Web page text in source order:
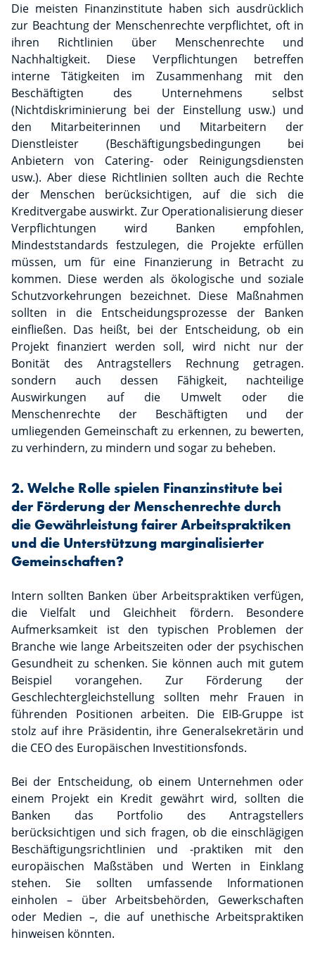
Die meisten Finanzinstitute haben sich ausdrücklich
zur Beachtung der Menschenrechte verpflichtet, oft in
ihren Richtlinien über Menschenrechte und
Nachhaltigkeit. Diese Verpflichtungen betreffen
interne Tätigkeiten im Zusammenhang mit den
Beschäftigten des Unternehmens selbst
(Nichtdiskriminierung bei der Einstellung usw.) und
den Mitarbeiterinnen und Mitarbeitern der
Dienstleister (Beschäftigungsbedingungen bei
Anbietern von Catering- oder Reinigungsdiensten
usw.). Aber diese Richtlinien sollten auch die Rechte
der Menschen berücksichtigen, auf die sich die
Kreditvergabe auswirkt. Zur Operationalisierung dieser
Verpflichtungen wird Banken empfohlen,
Mindeststandards festzulegen, die Projekte erfüllen
müssen, um für eine Finanzierung in Betracht zu
kommen. Diese werden als ökologische und soziale
Schutzvorkehrungen bezeichnet. Diese Maßnahmen
sollten in die Entscheidungsprozesse der Banken
einfließen. Das heißt, bei der Entscheidung, ob ein
Projekt finanziert werden soll, wird nicht nur der
Bonität des Antragstellers Rechnung getragen.
sondern auch dessen Fähigkeit, nachteilige
Auswirkungen auf die Umwelt oder die
Menschenrechte der Beschäftigten und der
umliegenden Gemeinschaft zu erkennen, zu bewerten,
zu verhindern, zu mindern und sogar zu beheben.
2. Welche Rolle spielen Finanzinstitute bei
der Förderung der Menschenrechte durch
die Gewährleistung fairer Arbeitspraktiken
und die Unterstützung marginalisierter
Gemeinschaften?
Intern sollten Banken über Arbeitspraktiken verfügen,
die Vielfalt und Gleichheit fördern. Besondere
Aufmerksamkeit ist den typischen Problemen der
Branche wie lange Arbeitszeiten oder der psychischen
Gesundheit zu schenken. Sie können auch mit gutem
Beispiel vorangehen. Zur Förderung der
Geschlechtergleichstellung sollten mehr Frauen in
führenden Positionen arbeiten. Die EIB-Gruppe ist
stolz auf ihre Präsidentin, ihre Generalsekretärin und
die CEO des Europäischen Investitionsfonds.
Bei der Entscheidung, ob einem Unternehmen oder
einem Projekt ein Kredit gewährt wird, sollten die
Banken das Portfolio des Antragstellers
berücksichtigen und sich fragen, ob die einschlägigen
Beschäftigungsrichtlinien und -praktiken mit den
europäischen Maßstäben und Werten in Einklang
stehen. Sie sollten umfassende Informationen
einholen – über Arbeitsbehörden, Gewerkschaften
oder Medien –, die auf unethische Arbeitspraktiken
hinweisen könnten.